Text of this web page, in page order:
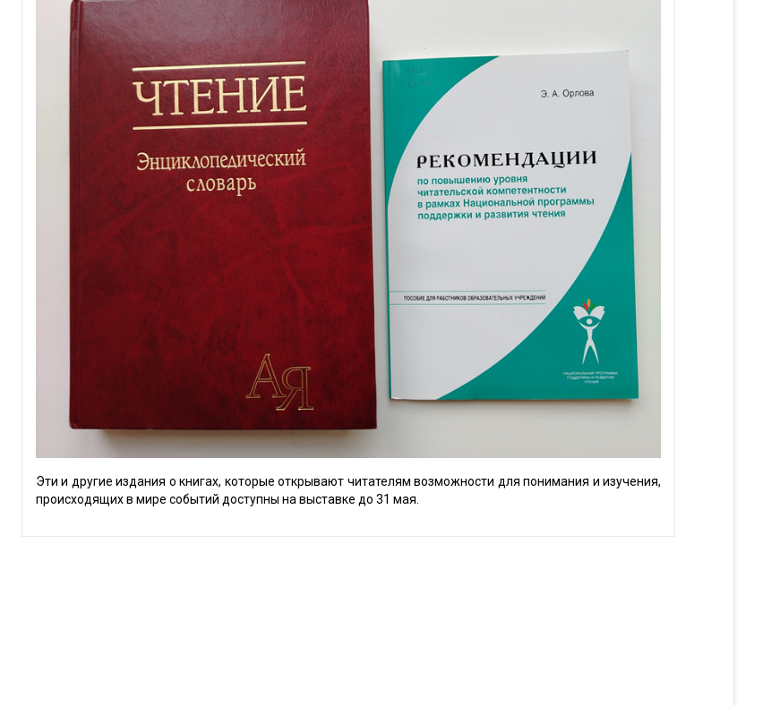
Эти и другие издания о книгах, которые открывают читателям возможности для понимания и изучения,
происходящих в мире событий доступны на выставке до 31 мая.